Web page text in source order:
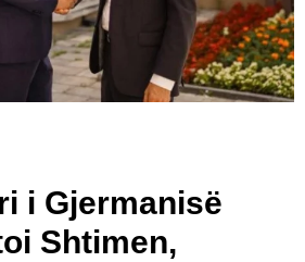
i Gjermanisë
Shtimen,